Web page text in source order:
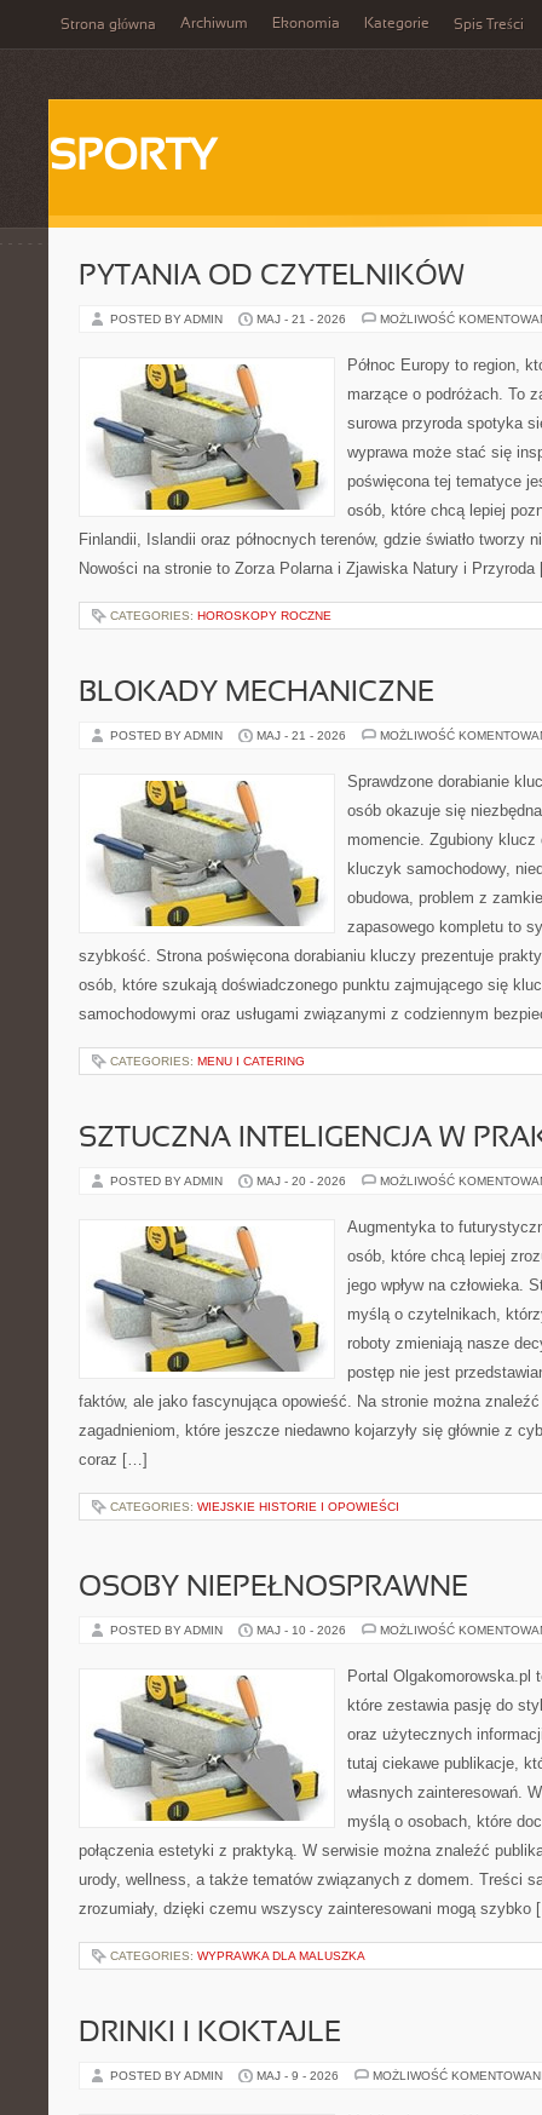
Strona główna Archiwum Ekonomia Kategorie Spis Treści
SPORTY
PYTANIA OD CZYTELNIKÓW
POSTED BY ADMIN MAJ - 21 - 2026 MOŻLIWOŚĆ
Północ Europy to region,
marzące o podróżach. To
surowa przyroda spotyka
wyprawa może stać się
poświęcona tej tematyce
osób, które chcą lepiej
Finlandii, Islandii oraz północnych terenów, gdzie światło tworzy
Nowości na stronie to Zorza Polarna i Zjawiska Natury i
CATEGORIES: HOROSKOPY ROCZNE
BLOKADY MECHANICZNE
POSTED BY ADMIN MAJ - 21 - 2026 MOŻLIWOŚĆ
Sprawdzone dorabianie
osób okazuje się
momencie. Zgubiony
kluczyk samochodowy,
obudowa, problem z
zapasowego kompletu to
szybkość. Strona poświęcona dorabianiu kluczy prezentuje
osób, które szukają doświadczonego punktu zajmującego się
samochodowymi oraz usługami związanymi z codziennym
CATEGORIES: MENU I CATERING
SZTUCZNA INTELIGENCJA W
POSTED BY ADMIN MAJ - 20 - 2026 MOŻLIWOŚĆ
Augmentyka to
osób, które chcą lepiej
jego wpływ na człowieka.
myślą o czytelnikach,
roboty zmieniają nasze
postęp nie jest
faktów, ale jako fascynująca opowieść. Na stronie można znaleźć
zagadnieniom, które jeszcze niedawno kojarzyły się głównie z
coraz […]
CATEGORIES: WIEJSKIE HISTORIE I OPOWIEŚCI
OSOBY NIEPEŁNOSPRAWNE
POSTED BY ADMIN MAJ - 10 - 2026 MOŻLIWOŚĆ
Portal Olgakomorowska.pl
które zestawia pasję do
oraz użytecznych
tutaj ciekawe publikacje,
własnych zainteresowań.
myślą o osobach, które
połączenia estetyki z praktyką. W serwisie można znaleźć
urody, wellness, a także tematów związanych z domem. Treści
zrozumiały, dzięki czemu wszyscy zainteresowani mogą szybko
CATEGORIES: WYPRAWKA DLA MALUSZKA
DRINKI I KOKTAJLE
POSTED BY ADMIN MAJ - 9 - 2026 MOŻLIWOŚĆ